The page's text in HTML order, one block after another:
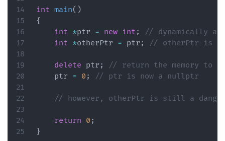
int main( )
{
int *ptr = new int ;
// dynamically
int *otherPtr = ptr ; // otherPtr is
delete ptr ;
// return the memory to
    ptr
= 0 ; // ptr is now a nullptr
// however, otherPtr is still a
return 0 ;
}